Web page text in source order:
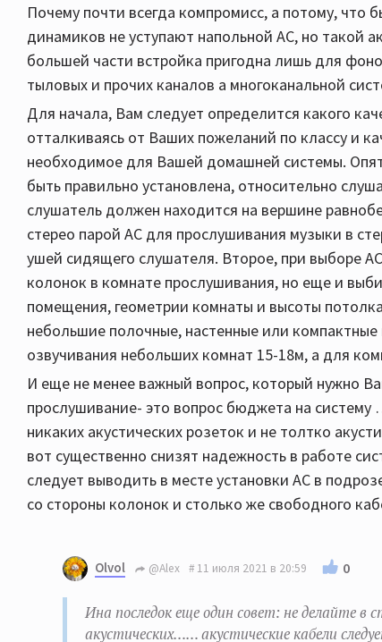
Почему почти всегда компромисс, а потому, что
динамиков не уступают напольной АС, но такой
большей части встройка пригодна лишь для
тыловых и прочих каналов а многоканальной
Для начала, Вам следует определится какого
отталкиваясь от Ваших пожеланий по классу и
необходимое для Вашей домашней системы.
быть правильно установлена, относительно
слушатель должен находится на вершине
стерео парой АС для прослушивания музыки в
ушей сидящего слушателя. Второе, при выборе
колонок в комнате прослушивания, но еще и
помещения, геометрии комнаты и высоты
небольшие полочные, настенные или
озвучивания небольших комнат 15-18м, а для
И еще не менее важный вопрос, который нужно
прослушивание- это вопрос бюджета на
никаких акустических розеток и не толтко
вот существенно снизят надежность в работе
следует выводить в месте установки АС в
со стороны колонок и столько же свободного
Olvol @Alex 11 июля 2021 в 20:59 0
Ина последок еще один совет: не делайте в
акустических…… акустические кабели